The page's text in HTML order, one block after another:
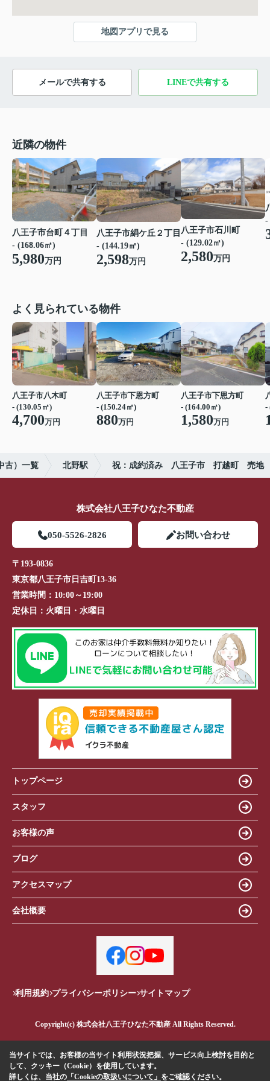
地図アプリで見る
メールで共有する LINEで共有する
近隣の物件
八王子市台町４丁目
- (168.06㎡)
5,980万円
八王子市絹ケ丘２丁目
- (144.19㎡)
2,598万円
八王子市石川町
- (129.02㎡)
2,580万円
-
よく見られている物件
八王子市八木町
- (130.05㎡)
4,700万円
八王子市下恩方町
- (150.24㎡)
880万円
八王子市下恩方町
- (164.00㎡)
1,580万円
-
古）一覧 北野駅 祝：成約済み 八王子市 打越町 売地
株式会社八王子ひなた不動産
050-5526-2826 お問い合わせ
〒193-0836
東京都八王子市日吉町13-36
営業時間： 10:00～19:00
定休日： 火曜日・水曜日
トップページ
スタッフ
お客様の声
ブログ
アクセスマップ
会社概要
利用規約 プライバシーポリシー サイトマップ
Copyright(c) 株式会社八王子ひなた不動産 All Rights Reserved.
当サイトでは、お客様の当サイト利用状況把握、サービス向上検討を目的と
して、クッキー（Cookie）を使用しています。
詳しくは、当社の 「Cookieの取扱いについて」 をご確認ください。